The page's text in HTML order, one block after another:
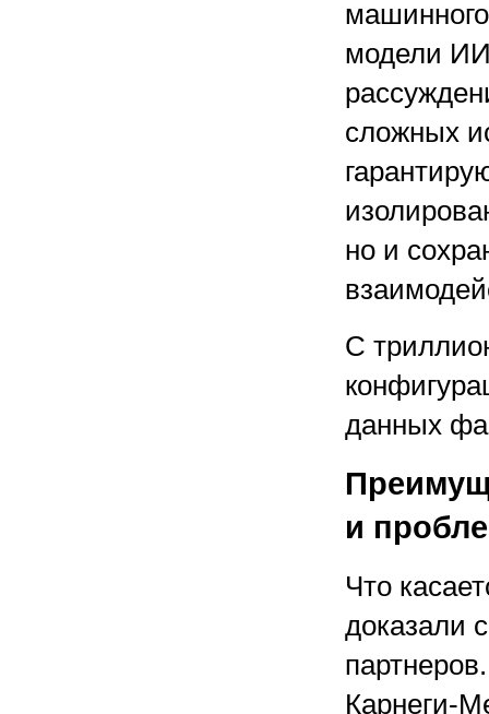
модели ИИ
сложных
но и
С
данных
и
Что
доказали
Карнеги-